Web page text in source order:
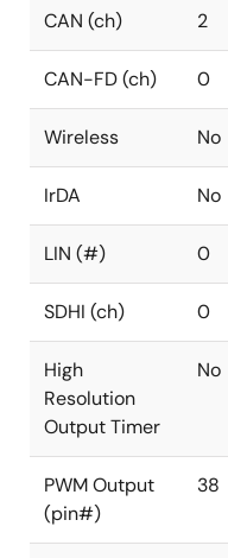
CAN (ch) 2
CAN-FD (ch) 0
Wireless No
IrDA No
LIN (#) 0
SDHI (ch) 0
High
Resolution
Output Timer
No
PWM Output
(pin#)
38